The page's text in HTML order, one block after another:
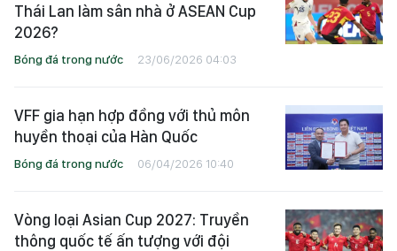
Thái Lan làm sân nhà ở ASEAN Cup
2026?
Bóng đá trong nước 23/06/2026 04:03
VFF gia hạn hợp đồng với thủ môn
huyền thoại của Hàn Quốc
Bóng đá trong nước 06/04/2026 10:40
Vòng loại Asian Cup 2027: Truyền
thông quốc tế ấn tượng với đội